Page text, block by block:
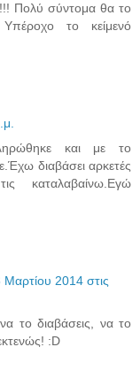
Πολύ σύντομα θα το
το κείμενό
και με το
διαβάσει αρκετές
καταλαβαίνω.Εγώ
Μαρτίου 2014 στις
το διαβάσεις, να το
:D